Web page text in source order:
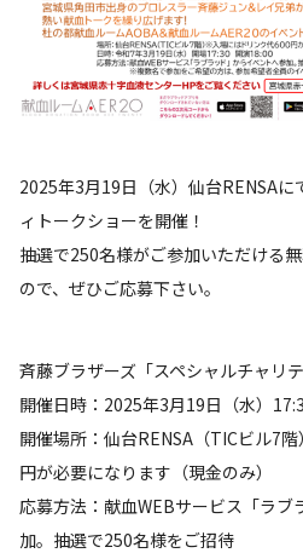
2025年3月19日（水）仙台RENSA
ィトークショーを開催！
抽選で250名様がご参加いただける
ので、ぜひご応募下さい。
斉藤ブラザーズ「スペシャルチャリ
開催日時：2025年3月19日（水）
開催場所：仙台RENSA（TICビル7
円が必要になります（現金のみ）
応募方法：献血WEBサービス「ラブ
加。抽選で250名様をご招待